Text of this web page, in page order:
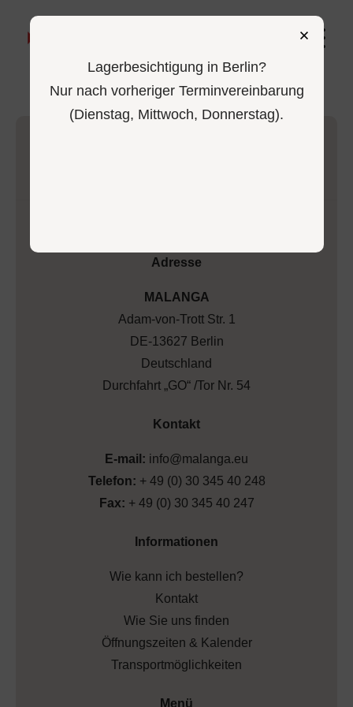
Adresse
MALANGA
Adam-von-Trott Str. 1
DE-13627 Berlin
Deutschland
Durchfahrt „GO“ /Tor Nr. 54
Kontakt
E-mail: info@malanga.eu
Telefon: + 49 (0) 30 345 40 248
Fax: + 49 (0) 30 345 40 247
Informationen
Wie kann ich bestellen?
Kontakt
Wie Sie uns finden
Öffnungszeiten & Kalender
Transportmöglichkeiten
Menü
Lagerbesichtigung in Berlin?
Nur nach vorheriger Terminvereinbarung
(Dienstag, Mittwoch, Donnerstag).